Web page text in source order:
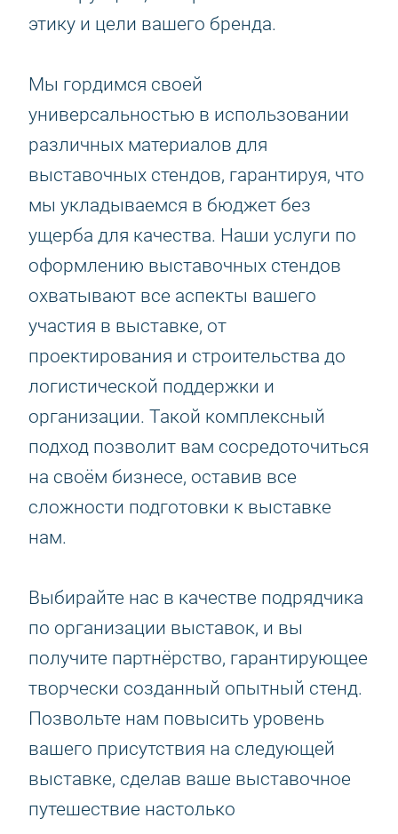
этику и цели вашего бренда.
Мы гордимся своей
универсальностью в использовании
различных материалов для
выставочных стендов, гарантируя, что
мы укладываемся в бюджет без
ущерба для качества. Наши услуги по
оформлению выставочных стендов
охватывают все аспекты вашего
участия в выставке, от
проектирования и строительства до
логистической поддержки и
организации. Такой комплексный
подход позволит вам сосредоточиться
на своём бизнесе, оставив все
сложности подготовки к выставке
нам.
Выбирайте нас в качестве подрядчика
по организации выставок, и вы
получите партнёрство, гарантирующее
творчески созданный опытный стенд.
Позвольте нам повысить уровень
вашего присутствия на следующей
выставке, сделав ваше выставочное
путешествие настолько